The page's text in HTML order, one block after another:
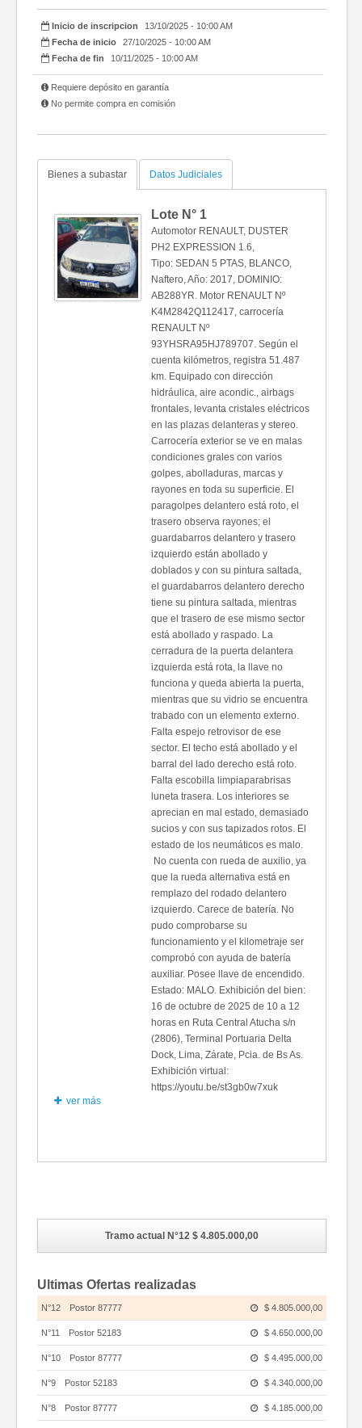
Inicio de inscripcion
13/10/2025 - 10:00 AM
Fecha de inicio
27/10/2025 - 10:00 AM
Fecha de fin
10/11/2025 - 10:00 AM
Requiere depósito en garantía
No permite compra en comisión
Bienes a subastar Datos Judiciales
Lote N° 1
Automotor RENAULT, DUSTER
PH2 EXPRESSION 1.6,
Tipo: SEDAN 5 PTAS, BLANCO,
Naftero, Año: 2017, DOMINIO:
AB288YR. Motor RENAULT Nº
K4M2842Q112417, carrocería
RENAULT Nº
93YHSRA95HJ789707. Según el
cuenta kilómetros, registra 51.487
km. Equipado con dirección
hidráulica, aire acondic., airbags
frontales, levanta cristales eléctricos
en las plazas delanteras y stereo.
Carrocería exterior se ve en malas
condiciones grales con varios
golpes, abolladuras, marcas y
rayones en toda su superficie. El
paragolpes delantero está roto, el
trasero observa rayones; el
guardabarros delantero y trasero
izquierdo están abollado y
doblados y con su pintura saltada,
el guardabarros delantero derecho
tiene su pintura saltada, mientras
que el trasero de ese mismo sector
está abollado y raspado. La
cerradura de la puerta delantera
izquierda está rota, la llave no
funciona y queda abierta la puerta,
mientras que su vidrio se encuentra
trabado con un elemento externo.
Falta espejo retrovisor de ese
sector. El techo está abollado y el
barral del lado derecho está roto.
Falta escobilla limpiaparabrisas
luneta trasera. Los interiores se
aprecian en mal estado, demasiado
sucios y con sus tapizados rotos. El
estado de los neumáticos es malo.
No cuenta con rueda de auxilio, ya
que la rueda alternativa está en
remplazo del rodado delantero
izquierdo. Carece de batería. No
pudo comprobarse su
funcionamiento y el kilometraje ser
comprobó con ayuda de batería
auxiliar. Posee llave de encendido.
Estado: MALO. Exhibición del bien:
16 de octubre de 2025 de 10 a 12
horas en Ruta Central Atucha s/n
(2806), Terminal Portuaria Delta
Dock, Lima, Zárate, Pcia. de Bs As.
Exhibición virtual:
https://youtu.be/st3gb0w7xuk
ver más
Tramo actual N°12 $ 4.805.000,00
Ultimas Ofertas realizadas
N°12 Postor 87777 $ 4.805.000,00
N°11 Postor 52183 $ 4.650.000,00
N°10 Postor 87777 $ 4.495.000,00
N°9 Postor 52183 $ 4.340.000,00
N°8 Postor 87777 $ 4.185.000,00